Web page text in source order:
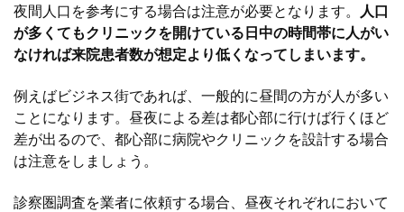
夜間人口を参考にする場合は注意が必要となります。 人口
が多くてもクリニックを開けている日中の時間帯に人がい
なければ来院患者数が想定より低くなってしまいます。
例えばビジネス街であれば、一般的に昼間の方が人が多い
ことになります。昼夜による差は都心部に行けば行くほど
差が出るので、都心部に病院やクリニックを設計する場合
は注意をしましょう。
診察圏調査を業者に依頼する場合、昼夜それぞれにおいて